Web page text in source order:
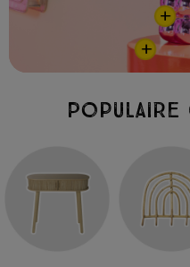
+
+
Populaire